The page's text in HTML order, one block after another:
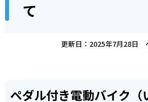
頭
て
更新日：2025年7月28日
ペダル付き電動バイク（